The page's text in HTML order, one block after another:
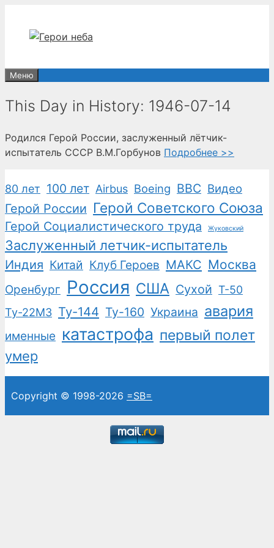
содержимому
Меню
This Day in History: 1946-07-14
Родился Герой России, заслуженный лётчик-
испытатель СССР В.М.Горбунов Подробнее >>
80 лет 100 лет Airbus Boeing ВВС Видео
Герой России Герой Советского Союза
Герой Социалистического труда Жуковский
Заслуженный летчик-испытатель
Индия Китай Клуб Героев МАКС Москва
Оренбург Россия США Сухой Т-50
Ту-22М3 Ту-144 Ту-160 Украина авария
именные катастрофа первый полет
умер
Copyright © 1998-2026 =SB=